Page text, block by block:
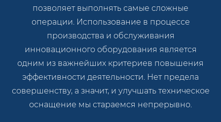
позволяет выполнять самые сложные
операции. Использование в процессе
производства и обслуживания
инновационного оборудования является
одним из важнейших критериев повышения
эффективности деятельности. Нет предела
совершенству, а значит, и улучшать техническое
оснащение мы стараемся непрерывно.